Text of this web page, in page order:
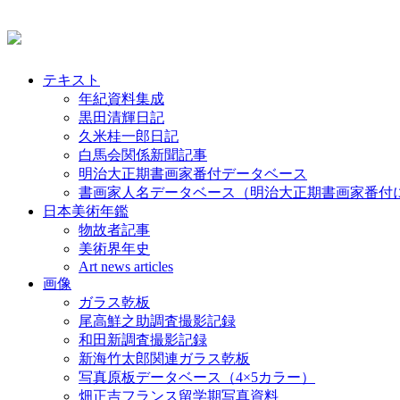
テキスト
年紀資料集成
黒田清輝日記
久米桂一郎日記
白馬会関係新聞記事
明治大正期書画家番付データベース
書画家人名データベース（明治大正期書画家番付
日本美術年鑑
物故者記事
美術界年史
Art news articles
画像
ガラス乾板
尾高鮮之助調査撮影記録
和田新調査撮影記録
新海竹太郎関連ガラス乾板
写真原板データベース（4×5カラー）
畑正吉フランス留学期写真資料